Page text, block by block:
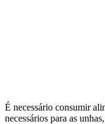
É necessário consumir
necessários para as